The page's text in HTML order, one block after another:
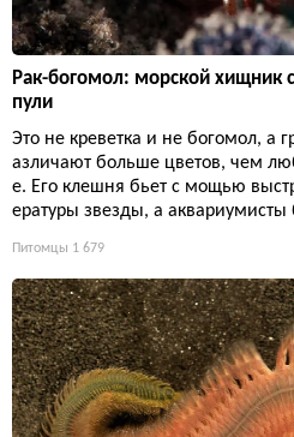
Рак-богомол: морской хищник
пули
Это не креветка и не богомол, а
азличают больше цветов, чем
е. Его клешня бьет с мощью
ературы звезды, а аквариумисты
Питомцы 1 679